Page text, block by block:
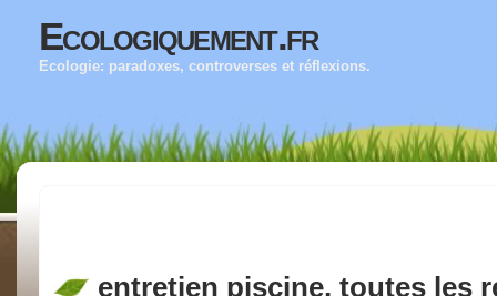
Ecologiquement.fr
Ecologie: paradoxes, controverses et réflexions.
entretien piscine, toutes les